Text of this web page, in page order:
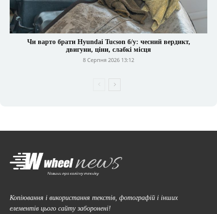
Чи варто брати Hyundai Tucson б/у: чесний вердикт,
двигуни, ціни, слабкі місця
8 Серпня 2026 13:12
Копіювання і використання текстів, фотографій і інших
елементів цього сайту заборонені!